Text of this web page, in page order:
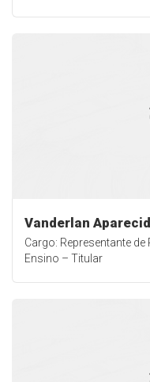
Vanderlan
Cargo: Representante
Ensino – Titular